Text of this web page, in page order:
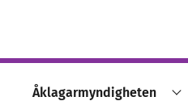
Åklagarmyndigheten